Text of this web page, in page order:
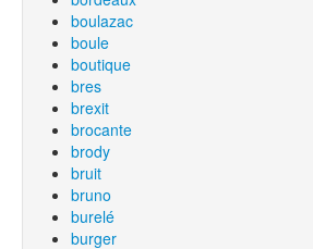
boulazac
boule
boutique
bres
brexit
brocante
brody
bruit
bruno
burelé
burger